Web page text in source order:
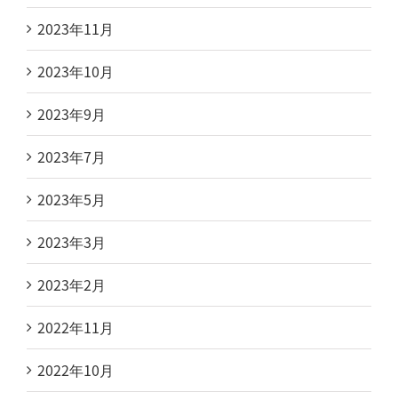
2023年11月
2023年10月
2023年9月
2023年7月
2023年5月
2023年3月
2023年2月
2022年11月
2022年10月